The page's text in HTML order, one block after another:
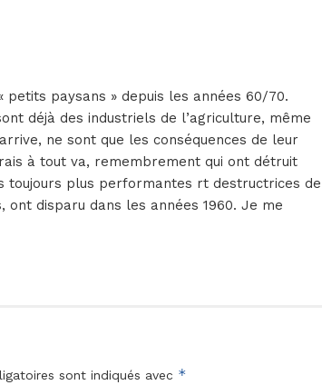
petits paysans » depuis les années 60/70.
déjà des industriels de l’agriculture, même
ne sont que les conséquences de leur
à tout va, remembrement qui ont détruit
toujours plus performantes rt destructrices de
ont disparu dans les années 1960. Je me
sont indiqués avec *